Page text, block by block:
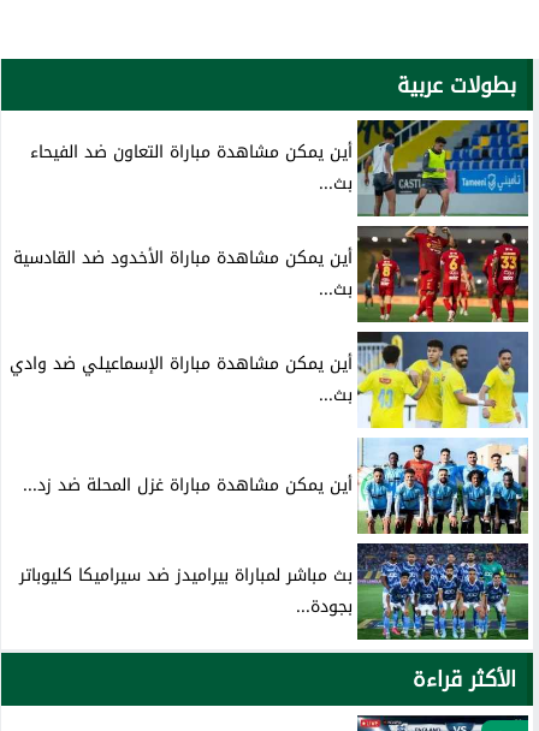
بطولات عربية
أين يمكن مشاهدة مباراة التعاون ضد الفيحاء
بث...
أين يمكن مشاهدة مباراة الأخدود ضد القادسية
بث...
أين يمكن مشاهدة مباراة الإسماعيلي ضد وادي
بث...
أين يمكن مشاهدة مباراة غزل المحلة ضد زد...
بث مباشر لمباراة بيراميدز ضد سيراميكا كليوباتر
بجودة...
الأكثر قراءة